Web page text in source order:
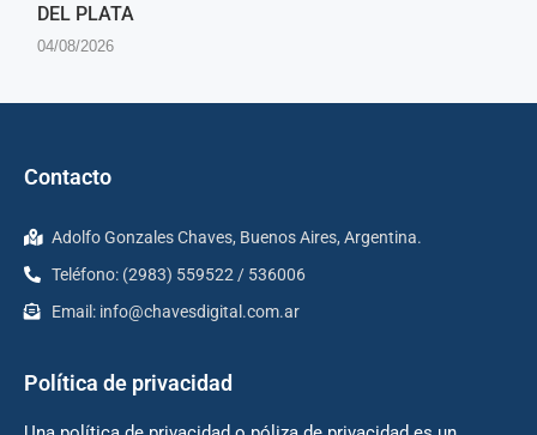
DEL PLATA
04/08/2026
Contacto
Adolfo Gonzales Chaves, Buenos Aires, Argentina.
Teléfono: (2983) 559522 / 536006
Email: info@chavesdigital.com.ar
Política de privacidad